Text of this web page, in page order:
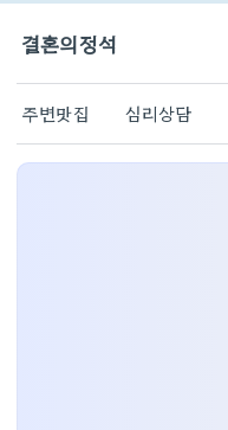
결혼의정석
주변맛집 심리상담